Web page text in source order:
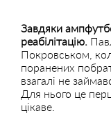
Завдяки
реабілітацію.
Покровськом,
поранених
взагалі не
Для нього це
цікаве.